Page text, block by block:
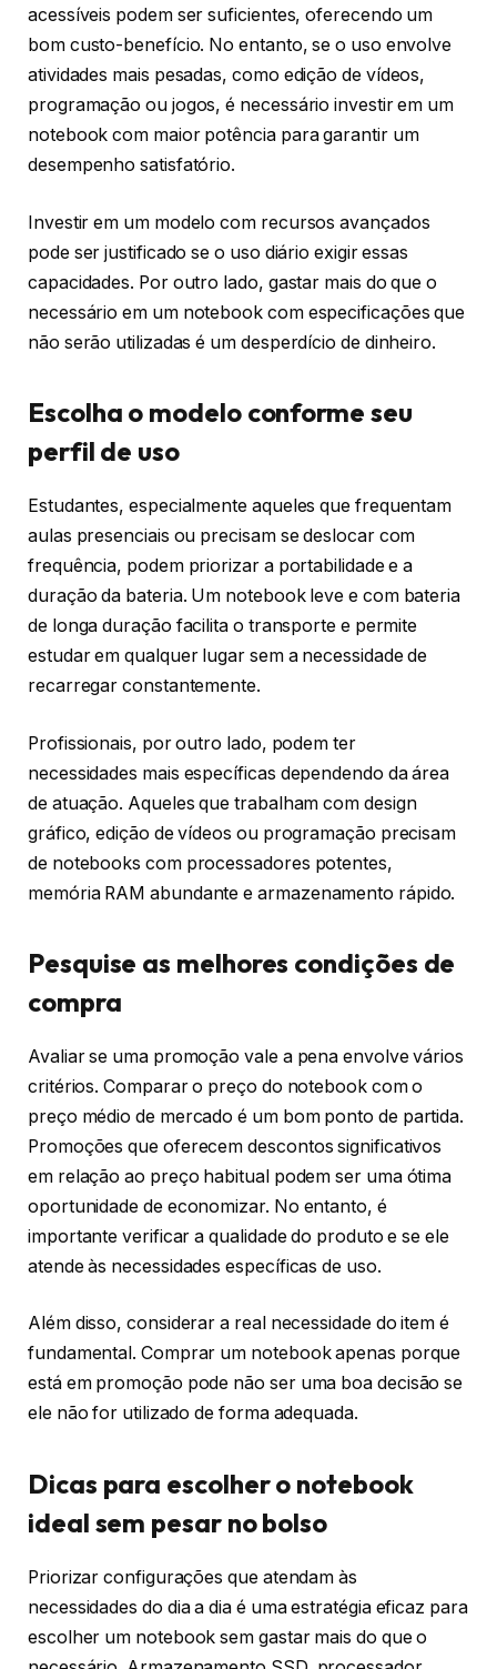
acessíveis podem ser suficientes, oferecendo um
bom custo-benefício. No entanto, se o uso envolve
atividades mais pesadas, como edição de vídeos,
programação ou jogos, é necessário investir em um
notebook com maior potência para garantir um
desempenho satisfatório.
Investir em um modelo com recursos avançados
pode ser justificado se o uso diário exigir essas
capacidades. Por outro lado, gastar mais do que o
necessário em um notebook com especificações que
não serão utilizadas é um desperdício de dinheiro.
Escolha o modelo conforme seu
perfil de uso
Estudantes, especialmente aqueles que frequentam
aulas presenciais ou precisam se deslocar com
frequência, podem priorizar a portabilidade e a
duração da bateria. Um notebook leve e com bateria
de longa duração facilita o transporte e permite
estudar em qualquer lugar sem a necessidade de
recarregar constantemente.
Profissionais, por outro lado, podem ter
necessidades mais específicas dependendo da área
de atuação. Aqueles que trabalham com design
gráfico, edição de vídeos ou programação precisam
de notebooks com processadores potentes,
memória RAM abundante e armazenamento rápido.
Pesquise as melhores condições de
compra
Avaliar se uma promoção vale a pena envolve vários
critérios. Comparar o preço do notebook com o
preço médio de mercado é um bom ponto de partida.
Promoções que oferecem descontos significativos
em relação ao preço habitual podem ser uma ótima
oportunidade de economizar. No entanto, é
importante verificar a qualidade do produto e se ele
atende às necessidades específicas de uso.
Além disso, considerar a real necessidade do item é
fundamental. Comprar um notebook apenas porque
está em promoção pode não ser uma boa decisão se
ele não for utilizado de forma adequada.
Dicas para escolher o notebook
ideal sem pesar no bolso
Priorizar configurações que atendam às
necessidades do dia a dia é uma estratégia eficaz para
escolher um notebook sem gastar mais do que o